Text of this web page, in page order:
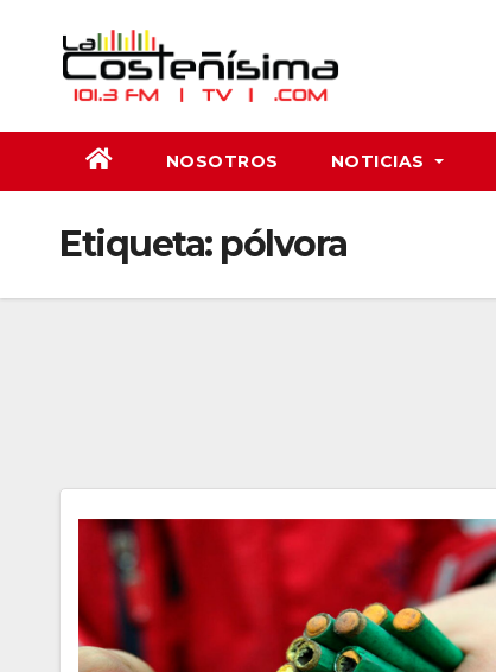
contenido
NOSOTROS NOTICIAS
Etiqueta: pólvora